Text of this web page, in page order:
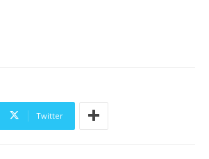
Twitter